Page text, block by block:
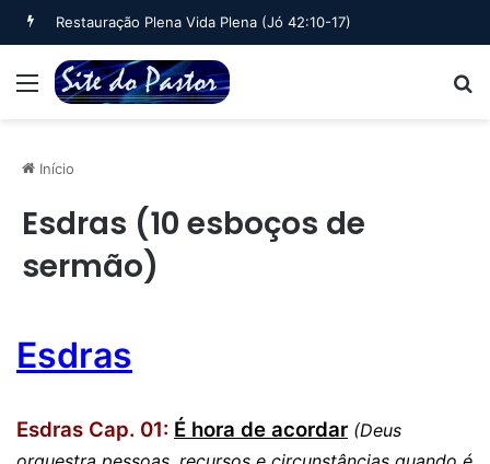
Restauração Plena Vida Plena (Jó 42:10-17)
Menu
Início
Esdras (10 esboços de
sermão)
Esdras
Esdras Cap. 01: É hora de acordar (Deus